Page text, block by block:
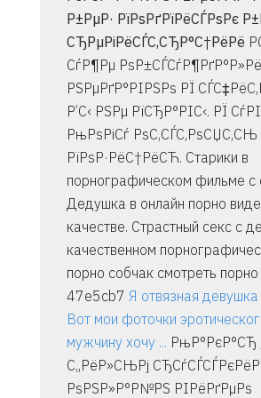
Р±РµР· РїРѕРґРїРёСЃРѕРє
СЂРµРіРёСЃС‚СЂР°С†РёРё
СѓР¶Рµ РѕР±СЃСѓР¶РґР°Р»Рё
РЅРµРґР°РІРЅРѕ РЇ
Р’С‹ РЅРµ РїСЂР°РІС‹. РЇ
РњРѕРіСѓ
РїРѕР·РёС†РёСЋ. Старики в
порнографическом фильме
Дедушка в онлайн порно
качестве. Страстный секс с
качественном
порно собчак смотреть
47e5cb7 Я отвязная
Вот мои фоточки
мужчину хочу ... РњР°РєР°СЂ
С„РёР»СЊРј
РѕРЅР»Р°Р№РЅ РІРёРґРµРѕ